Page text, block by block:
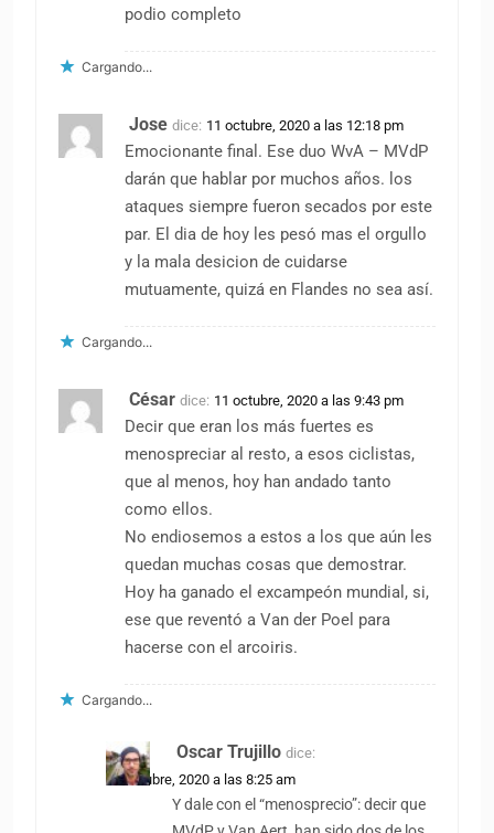
podio completo
Cargando...
Jose dice: 11 octubre, 2020 a las 12:18 pm
Emocionante final. Ese duo WvA – MVdP
darán que hablar por muchos años. los
ataques siempre fueron secados por este
par. El dia de hoy les pesó mas el orgullo
y la mala desicion de cuidarse
mutuamente, quizá en Flandes no sea así.
Cargando...
César dice: 11 octubre, 2020 a las 9:43 pm
Decir que eran los más fuertes es
menospreciar al resto, a esos ciclistas,
que al menos, hoy han andado tanto
como ellos.
No endiosemos a estos a los que aún les
quedan muchas cosas que demostrar.
Hoy ha ganado el excampeón mundial, si,
ese que reventó a Van der Poel para
hacerse con el arcoiris.
Cargando...
Oscar Trujillo dice:
12 octubre, 2020 a las 8:25 am
Y dale con el “menosprecio”: decir que